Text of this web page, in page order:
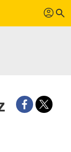
profil search